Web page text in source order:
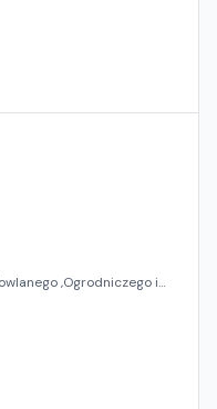
,Ogrodniczego i